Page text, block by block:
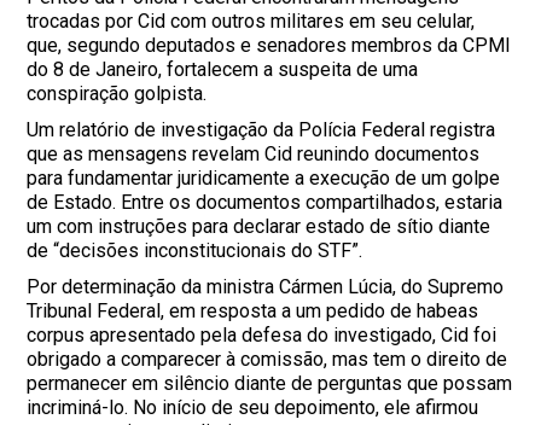
trocadas por Cid com outros militares em seu celular,
que, segundo deputados e senadores membros da CPMI
do 8 de Janeiro, fortalecem a suspeita de uma
conspiração golpista.
Um relatório de investigação da Polícia Federal registra
que as mensagens revelam Cid reunindo documentos
para fundamentar juridicamente a execução de um golpe
de Estado. Entre os documentos compartilhados, estaria
um com instruções para declarar estado de sítio diante
de “decisões inconstitucionais do STF”.
Por determinação da ministra Cármen Lúcia, do Supremo
Tribunal Federal, em resposta a um pedido de habeas
corpus apresentado pela defesa do investigado, Cid foi
obrigado a comparecer à comissão, mas tem o direito de
permanecer em silêncio diante de perguntas que possam
incriminá-lo. No início de seu depoimento, ele afirmou